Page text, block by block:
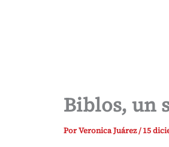
Biblos, un
PorVeronica Juárez/15